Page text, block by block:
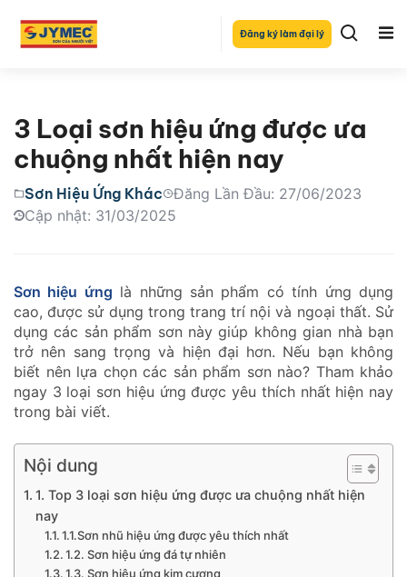
Đăng ký làm đại lý
3 Loại sơn hiệu ứng được ưa
chuộng nhất hiện nay
Sơn Hiệu Ứng Khác
Đăng Lần Đầu: 27/06/2023
Cập nhật: 31/03/2025
Sơn hiệu ứng là những sản phẩm có tính ứng dụng
cao, được sử dụng trong trang trí nội và ngoại thất. Sử
dụng các sản phẩm sơn này giúp không gian nhà bạn
trở nên sang trọng và hiện đại hơn. Nếu bạn không
biết nên lựa chọn các sản phẩm sơn nào? Tham khảo
ngay 3 loại sơn hiệu ứng được yêu thích nhất hiện nay
trong bài viết.
Nội dung
1. Top 3 loại sơn hiệu ứng được ưa chuộng nhất hiện
nay
1.1.Sơn nhũ hiệu ứng được yêu thích nhất
1.2. Sơn hiệu ứng đá tự nhiên
1.3. Sơn hiệu ứng kim cương